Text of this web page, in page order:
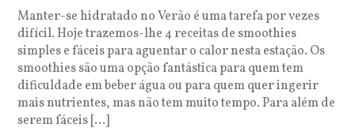
Manter-se hidratado no Verão é uma tarefa por vezes
difícil. Hoje trazemos-lhe 4 receitas de smoothies
simples e fáceis para aguentar o calor nesta estação. Os
smoothies são uma opção fantástica para quem tem
dificuldade em beber água ou para quem quer ingerir
mais nutrientes, mas não tem muito tempo. Para além de
serem fáceis […]